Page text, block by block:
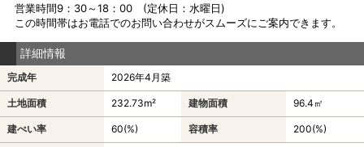
営業時間9：30～18：00 (定休日：水曜日)
この時間帯はお電話でのお問い合わせがスムーズにご案内できます。
詳細情報
完成年 2026年4月築
土地面積 232.73m² 建物面積 96.4㎡
建ぺい率 60(%) 容積率 200(%)